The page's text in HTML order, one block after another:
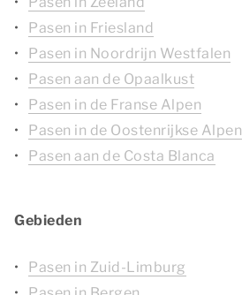
Pasen in Friesland
Pasen in Noordrijn Westfalen
Pasen aan de Opaalkust
Pasen in de Franse Alpen
Pasen in de Oostenrijkse Alpen
Pasen aan de Costa Blanca
Gebieden
Pasen in Zuid-Limburg